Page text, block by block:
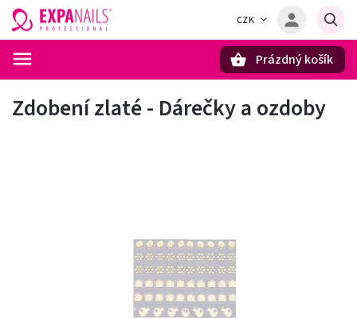
CZK
Prázdný košík
Zdobení zlaté - Dárečky a ozdoby